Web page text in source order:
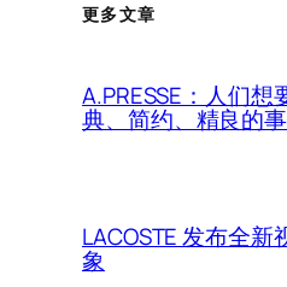
更多文章
A.PRESSE：人们想
典、简约、精良的
LACOSTE 发布全新
象